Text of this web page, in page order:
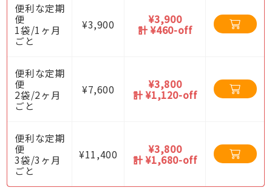
便利な定期
便
1袋/1ヶ月
ごと
¥3,900
¥3,900
計 ¥460-off
便利な定期
便
2袋/2ヶ月
ごと
¥7,600
¥3,800
計 ¥1,120-off
便利な定期
便
3袋/3ヶ月
ごと
¥11,400
¥3,800
計 ¥1,680-off